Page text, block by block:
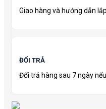
Giao hàng và hướng dẫn
ĐỔI TRẢ
Đổi trả hàng sau 7 ngày